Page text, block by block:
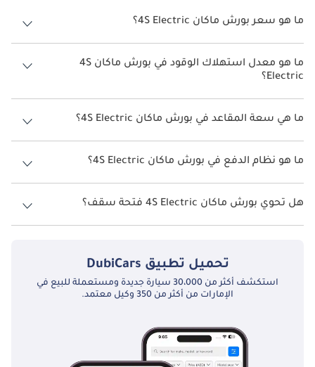
ما هو سعر بورش ماكان 4S Electric؟
سعر بورش ماكان 4S Electric هو درهم 337,400.
ما هو معدل استهلاك الوقود في بورش ماكان 4S
Electric؟
يبلغ معدل استهلاك الوقود المقترح من الشركة المصنعة لسيارة بورش
ماكان 2026 من 500 كم - 613 كم.
ما هي سعة المقاعد في بورش ماكان 4S Electric؟
تتسع بورش ماكان 4S Electric لأ 5 أشخاص.
ما هو نظام الدفع في بورش ماكان 4S Electric؟
نظام الدفع في بورش ماكان All Wheel Drive 4S Electric.
هل تحوي بورش ماكان 4S Electric فتحة سقف؟
نعم توفر بورش ماكان 4S Electric فتحة السقف كخيار.
تحميل تطبيق DubiCars
استكشف أكثر من 30،000 سيارة جديدة ومستعملة للبيع في
الإمارات من أكثر من 350 وكيل معتمد.